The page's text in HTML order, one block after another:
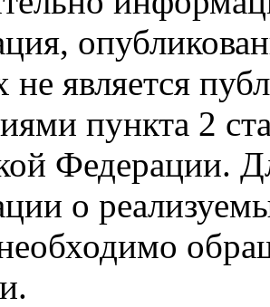
не является
пункта 2
Федерации.
о